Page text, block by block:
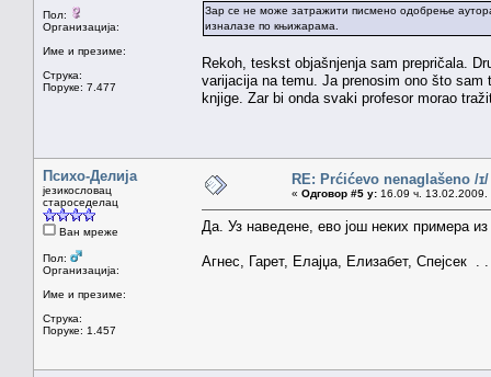
Пол:
Организација:
Име и презиме:
Струка:
Поруке: 7.477
Зар се не може затражити писмено одобрење
изналазе по књижарама.
Rekoh, teskst objašnjenja sam prepričala.
varijacija na temu. Ja prenosim ono što
knjige. Zar bi onda svaki profesor morao
Психо-Делија
језикословац
староседелац
Ван мреже
Пол:
Организација:
Име и презиме:
Струка:
Поруке: 1.457
RE: Prćićevo nenaglašeno /ɪ/
« Одговор #5 у: 16.09 ч. 13.02.2009.
Да. Уз наведене, ево још неких примера
Агнес, Гарет, Елајџа, Елизабет, Спејсек